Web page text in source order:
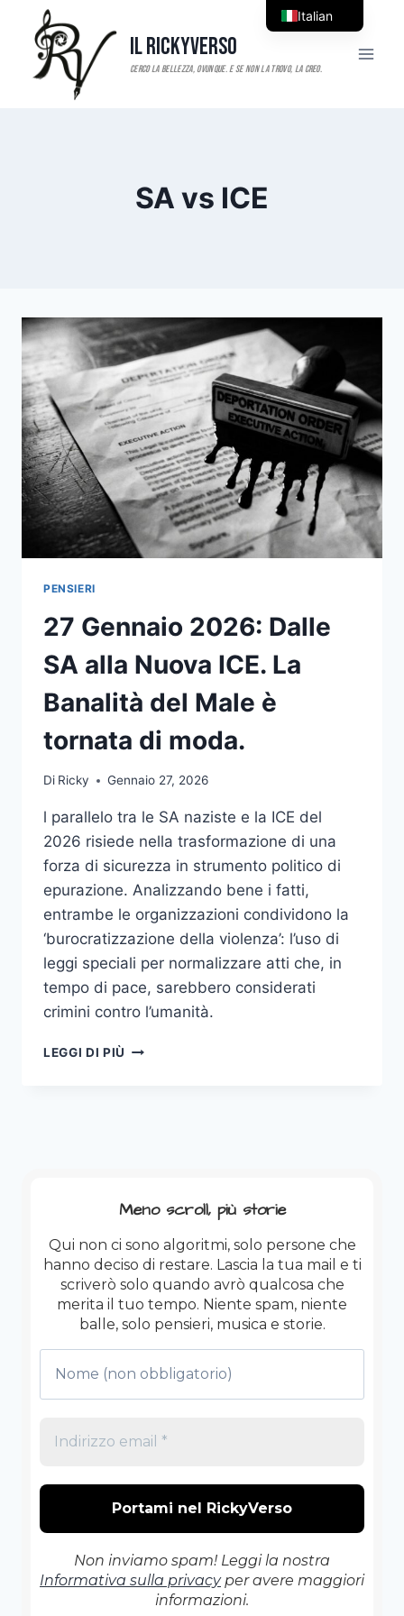
contenuto
Il RickyVerso
SA vs ICE
PENSIERI
27 Gennaio 2026: Dalle
SA alla Nuova ICE. La
Banalità del Male è
tornata di moda.
Di Ricky Gennaio 27, 2026
l parallelo tra le SA naziste e la ICE del
2026 risiede nella trasformazione di una
forza di sicurezza in strumento politico di
epurazione. Analizzando bene i fatti,
entrambe le organizzazioni condividono la
‘burocratizzazione della violenza’: l’uso di
leggi speciali per normalizzare atti che, in
tempo di pace, sarebbero considerati
crimini contro l’umanità.
LEGGI DI PIÙ 27
BANALITÀ
MALE
TORNATA
DI
MODA.
Meno scroll, più storie
Qui non ci sono algoritmi, solo persone che
hanno deciso di restare. Lascia la tua mail e ti
scriverò solo quando avrò qualcosa che
merita il tuo tempo. Niente spam, niente
balle, solo pensieri, musica e storie.
Non inviamo spam! Leggi la nostra
Informativa sulla privacyper avere maggiori
informazioni.
Italian